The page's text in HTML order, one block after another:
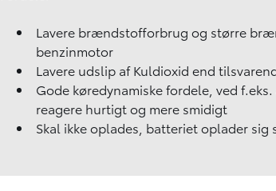
Lavere brændstofforbrug og større
benzinmotor
Lavere udslip af Kuldioxid end
Gode køredynamiske fordele, ved
reagere hurtigt og mere smidigt
Skal ikke oplades, batteriet oplader sig